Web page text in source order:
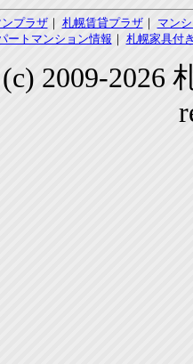
プラザ｜ 札幌賃貸プラザ｜ マン
ートマンション情報 ｜ 札幌家具付
2009-2026